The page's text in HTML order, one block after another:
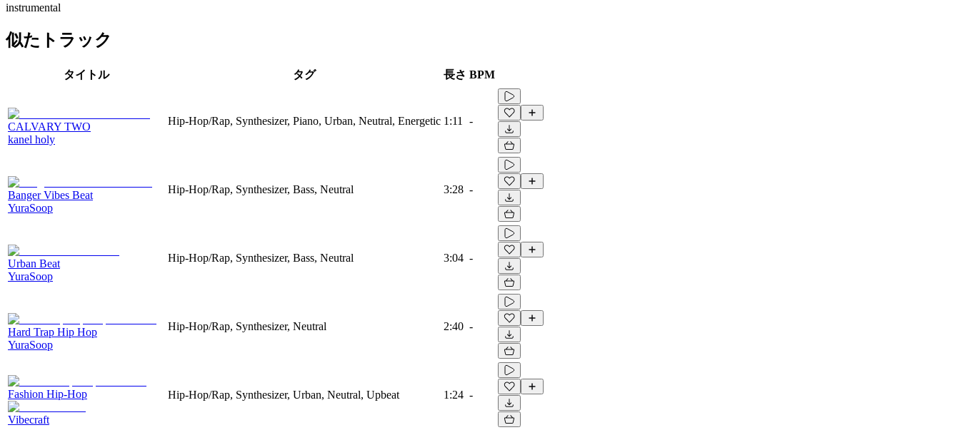
instrumental
似たトラック
タイトル タグ 長さ BPM
CALVARY TWO
kanel holy
Hip-Hop/Rap, Synthesizer, Piano, Urban, Neutral, Energetic 1:11 -
Banger Vibes Beat
YuraSoop
Hip-Hop/Rap, Synthesizer, Bass, Neutral 3:28 -
Urban Beat
YuraSoop
Hip-Hop/Rap, Synthesizer, Bass, Neutral 3:04 -
Hard Trap Hip Hop
YuraSoop
Hip-Hop/Rap, Synthesizer, Neutral 2:40 -
Fashion Hip-Hop
Vibecraft
Hip-Hop/Rap, Synthesizer, Urban, Neutral, Upbeat 1:24 -